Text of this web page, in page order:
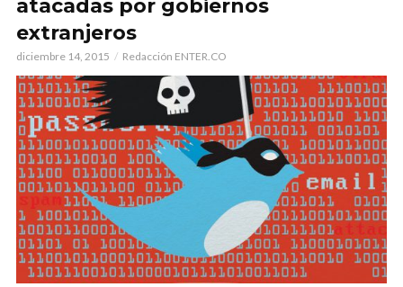
atacadas por gobiernos
extranjeros
diciembre 14, 2015 Redacción ENTER.CO